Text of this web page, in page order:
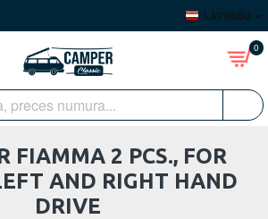
LATVIEŠU
0
FIAMMA 2 PCS., FOR
AND RIGHT HAND
DRIVE